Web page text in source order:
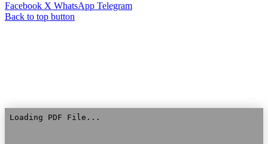
Facebook X WhatsApp Telegram
Back to top button